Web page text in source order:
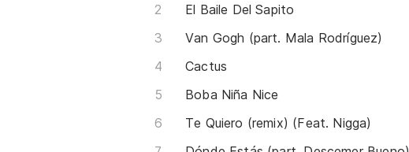
El Baile Del Sapito
Van Gogh (part. Mala Rodríguez)
Cactus
Boba Niña Nice
Te Quiero (remix) (Feat. Nigga)